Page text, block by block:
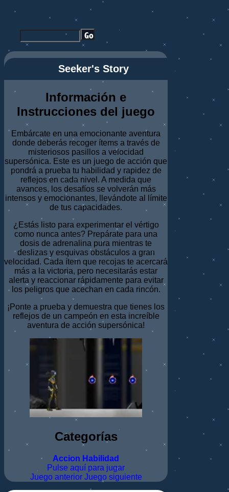
Seeker's Story
Información e
Instrucciones del juego
Embárcate en una emocionante aventura
donde deberás recoger ítems a través de
misteriosos pasillos a velocidad
supersónica. Este es un juego de acción que
pondrá a prueba tu habilidad y rapidez de
reflejos en cada nivel. A medida que
avances, los desafíos se volverán más
intensos y emocionantes, llevándote al límite
de tus capacidades.
¿Estás listo para experimentar el vértigo
como nunca antes? Prepárate para una
dosis de adrenalina pura mientras te
deslizas y esquivas obstáculos a gran
velocidad. Cada ítem que recojas te acercará
más a la victoria, pero necesitarás estar
alerta y reaccionar rápidamente para evitar
los peligros que acechan en cada rincón.
¡Ponte a prueba y demuestra que tienes los
reflejos de un campeón en esta increíble
aventura de acción supersónica!
Categorías
Accion Habilidad
Pulse aquí para jugar
Juego anterior Juego siguiente